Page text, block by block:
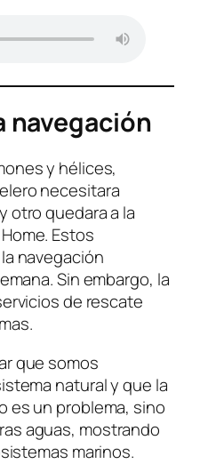
navegación
y hélices,
necesitara
otro quedara a la
Estos
navegación
Sin embargo, la
de rescate
que somos
natural y que la
es un problema, sino
aguas, mostrando
marinos.